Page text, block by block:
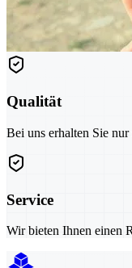
Qualität
Bei uns erhalten Sie
Service
Wir bieten Ihnen einen